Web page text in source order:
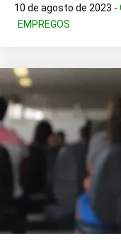
10 de agosto de 2023 -
EMPREGOS